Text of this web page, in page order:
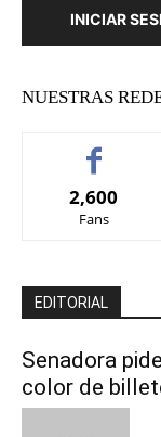
INICIAR
NUESTRAS
2,600
Fans
EDITORIAL
Senadora
color de